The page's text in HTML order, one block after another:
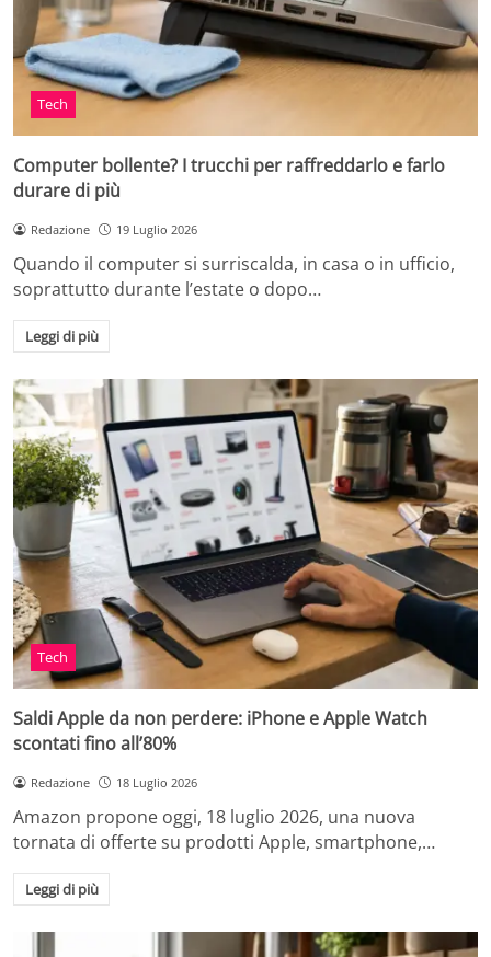
Tech
Computer bollente? I trucchi per raffreddarlo e farlo
durare di più
Redazione 19 Luglio 2026
Quando il computer si surriscalda, in casa o in ufficio,
soprattutto durante l’estate o dopo…
Leggi di più
Tech
Saldi Apple da non perdere: iPhone e Apple Watch
scontati fino all’80%
Redazione 18 Luglio 2026
Amazon propone oggi, 18 luglio 2026, una nuova
tornata di offerte su prodotti Apple, smartphone,…
Leggi di più